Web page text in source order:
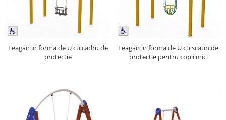
Leagan in forma de U cu cadru de
protectie
Leagan in forma de U cu scaun de
protectie pentru copii mici